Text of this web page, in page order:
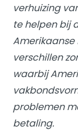
verhuizing
te helpen bij
Amerikaanse
verschillen
waarbij
problemen
betaling.